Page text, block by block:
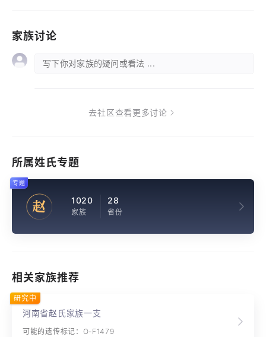
家族讨论
写下你对家族的疑问或看法 ...
去社区查看更多讨论
所属姓氏专题
赵 1020
家族
28
省份
专题
相关家族推荐
河南省赵氏家族一支
可能的遗传标记：O-F1479
研究中